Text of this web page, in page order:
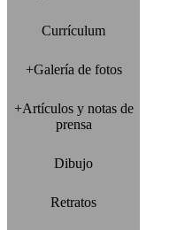
Currículum
+Galería de fotos
+Artículos y notas de
prensa
Dibujo
Retratos